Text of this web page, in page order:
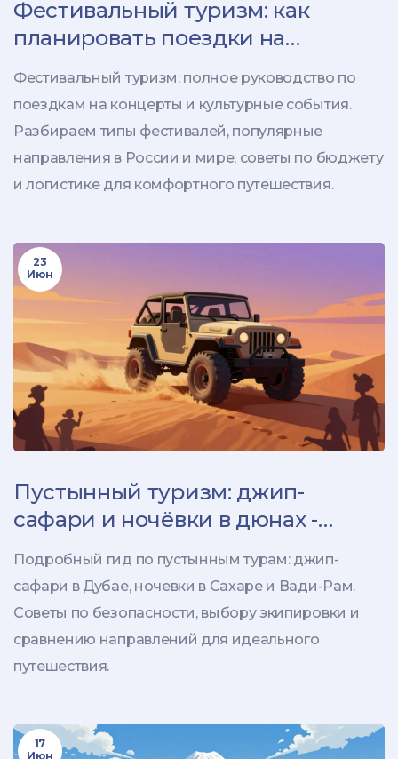
Фестивальный туризм: как
планировать поездки на
концерты и культурные события
Фестивальный туризм: полное руководство по
поездкам на концерты и культурные события.
Разбираем типы фестивалей, популярные
направления в России и мире, советы по бюджету
и логистике для комфортного путешествия.
23
Июн
Пустынный туризм: джип-
сафари и ночёвки в дюнах -
полный гид по маршрутам
Подробный гид по пустынным турам: джип-
сафари в Дубае, ночевки в Сахаре и Вади-Рам.
Советы по безопасности, выбору экипировки и
сравнению направлений для идеального
путешествия.
17
Июн